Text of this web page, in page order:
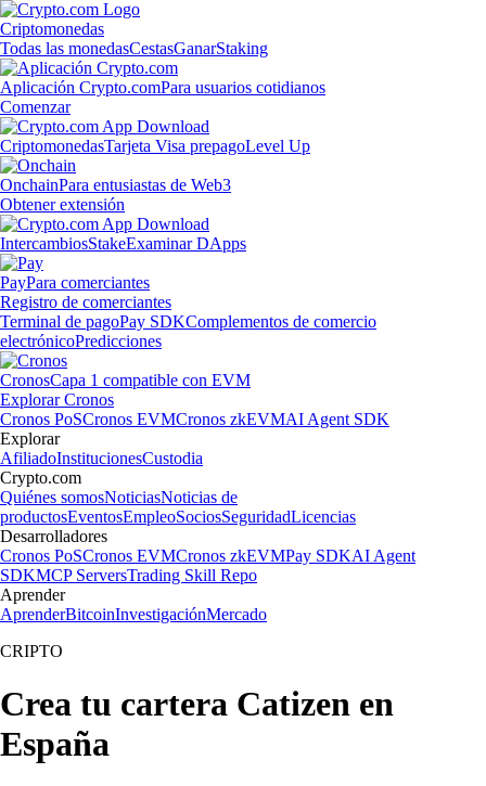
Criptomonedas
Todas las monedasCestasGanarStaking
Aplicación Crypto.comPara usuarios cotidianos
Comenzar
CriptomonedasTarjeta Visa prepagoLevel Up
OnchainPara entusiastas de Web3
Obtener extensión
IntercambiosStakeExaminar DApps
PayPara comerciantes
Registro de comerciantes
Terminal de pagoPay SDKComplementos de comercio
electrónicoPredicciones
CronosCapa 1 compatible con EVM
Explorar Cronos
Cronos PoSCronos EVMCronos zkEVMAI Agent SDK
Explorar
AfiliadoInstitucionesCustodia
Crypto.com
Quiénes somosNoticiasNoticias de
productosEventosEmpleoSociosSeguridadLicencias
Desarrolladores
Cronos PoSCronos EVMCronos zkEVMPay SDKAI Agent
SDKMCP ServersTrading Skill Repo
Aprender
AprenderBitcoinInvestigaciónMercado
CRIPTO
Crea tu cartera Catizen en
España